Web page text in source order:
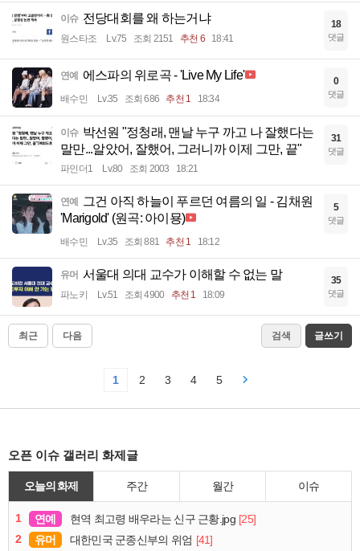
이슈 전당대회를 왜 하는거냐
원스타조 Lv.75 조회 2151 추천 6 18:41
18
댓글
연예 에스파의 위로곡 - 'Live My Life'
배수민 Lv.35 조회 686 추천 1 18:34
0
댓글
이슈 박선원 "정청래, 맨날 누구 까고 나 잘했다는
말만...알았어, 잘했어, 그러니까 이제 그만, 끝"
파인더1 Lv.80 조회 2003 18:21
31
댓글
연예 그건 아직 하늘이 푸르던 여름의 일 - 김채원
'Marigold' (원곡: 아이묭)
배수민 Lv.35 조회 881 추천 1 18:12
5
댓글
유머 서울대 의대 교수가 이해할 수 없는 말
파노키 Lv.51 조회 4900 추천 1 18:09
35
댓글
최근 다음 검색 글쓰기
1 2 3 4 5
오픈 이슈 갤러리 화제글
오늘의 화제 주간 월간 이슈
1 연예 현역 최고령 배우라는 신구 근황.jpg [25]
2
유머 대한민국 군종신부의 위엄 [41]